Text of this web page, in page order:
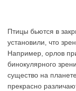
Птицы бьются в
установили, что
Например, орлов
бинокулярного
существо на
прекрасно